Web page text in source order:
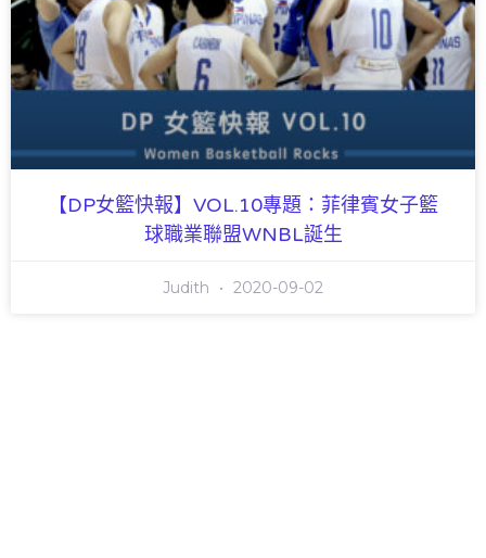
【DP女籃快報】VOL.10專題：菲律賓女子籃
球職業聯盟WNBL誕生
Judith 2020-09-02